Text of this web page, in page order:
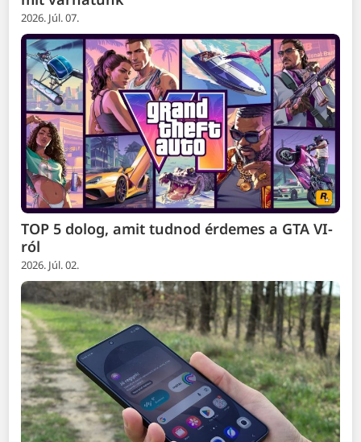
2026. Júl. 07.
TOP 5 dolog, amit tudnod érdemes a GTA VI-
ról
2026. Júl. 02.